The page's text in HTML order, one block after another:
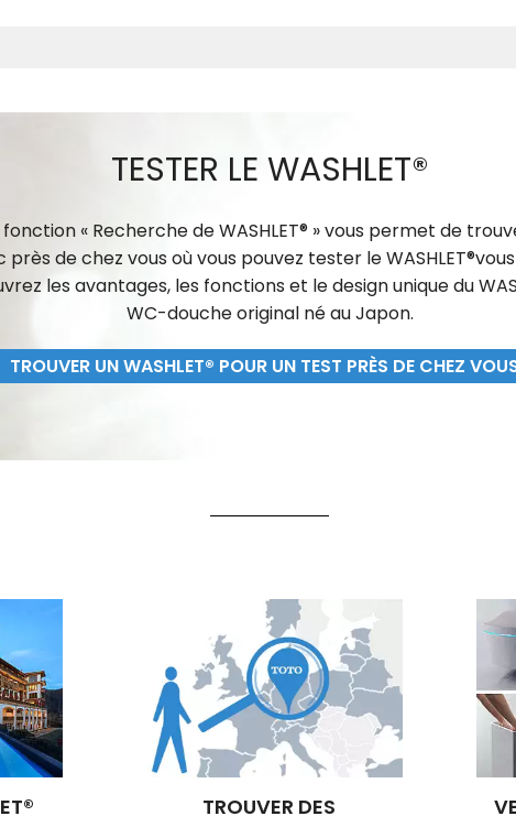
TESTER LE WASHLET®
« Recherche de WASHLET® » vous permet de
près de chez vous où vous pouvez tester le
les avantages, les fonctions et le design unique du
WC-douche original né au Japon.
TROUVER UN WASHLET® POUR UN TEST PRÈS DE CHEZ
TROUVER DES